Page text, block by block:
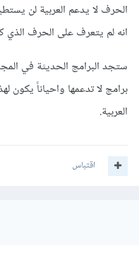
الحرف لا يدعم العربية لن
انه لم يتعرف على الحرف الذي
ستجد البرامج الحديثة في
برامج لا تدعمها واحياناً يكون
العربية.
اقتباس